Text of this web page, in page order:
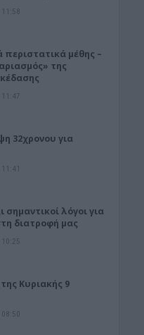
μέθης –
της
32χρονου για
λόγοι για
διατροφή μας
Κυριακής 9